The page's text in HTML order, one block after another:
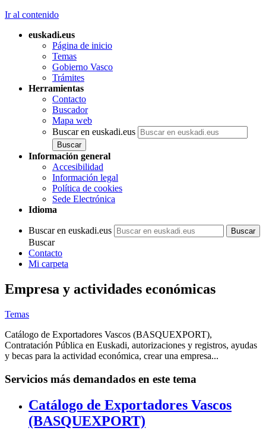
Ir al contenido
euskadi.eus
Página de inicio
Temas
Gobierno Vasco
Trámites
Herramientas
Contacto
Buscador
Mapa web
Buscar en euskadi.eus
Información general
Accesibilidad
Información legal
Política de cookies
Sede Electrónica
Idioma
Buscar en euskadi.eus
Buscar
Contacto
Mi carpeta
Empresa y actividades económicas
Temas
Catálogo de Exportadores Vascos (BASQUEXPORT),
Contratación Pública en Euskadi, autorizaciones y registros, ayudas
y becas para la actividad económica, crear una empresa...
Servicios más demandados en este tema
Catálogo de Exportadores Vascos
(BASQUEXPORT)